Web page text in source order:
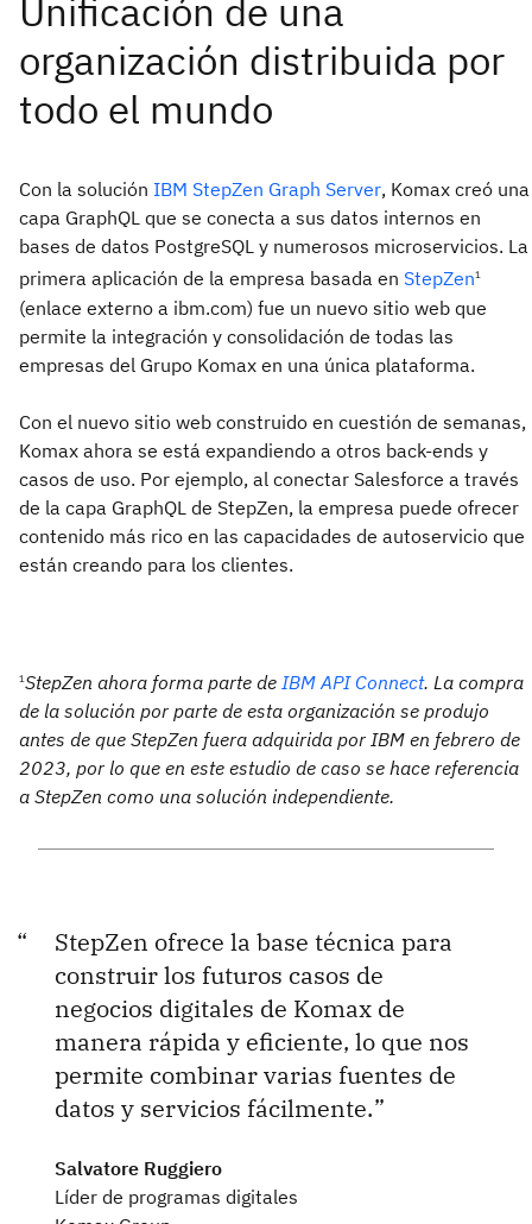
Con la solución IBM StepZen Graph Server, Komax creó una
capa GraphQL que se conecta a sus datos internos en
bases de datos PostgreSQL y numerosos microservicios. La
primera aplicación de la empresa basada en StepZen1
(enlace externo a ibm.com) fue un nuevo sitio web que
permite la integración y consolidación de todas las
empresas del Grupo Komax en una única plataforma.
Con el nuevo sitio web construido en cuestión de semanas,
Komax ahora se está expandiendo a otros back-ends y
casos de uso. Por ejemplo, al conectar Salesforce a través
de la capa GraphQL de StepZen, la empresa puede ofrecer
contenido más rico en las capacidades de autoservicio que
están creando para los clientes.
1 StepZen ahora forma parte de IBM API Connect. La compra
de la solución por parte de esta organización se produjo
antes de que StepZen fuera adquirida por IBM en febrero de
2023, por lo que en este estudio de caso se hace referencia
a StepZen como una solución independiente.
StepZen ofrece la base técnica para
construir los futuros casos de
negocios digitales de Komax de
manera rápida y eficiente, lo que nos
permite combinar varias fuentes de
datos y servicios fácilmente.
Salvatore Ruggiero
Líder de programas digitales